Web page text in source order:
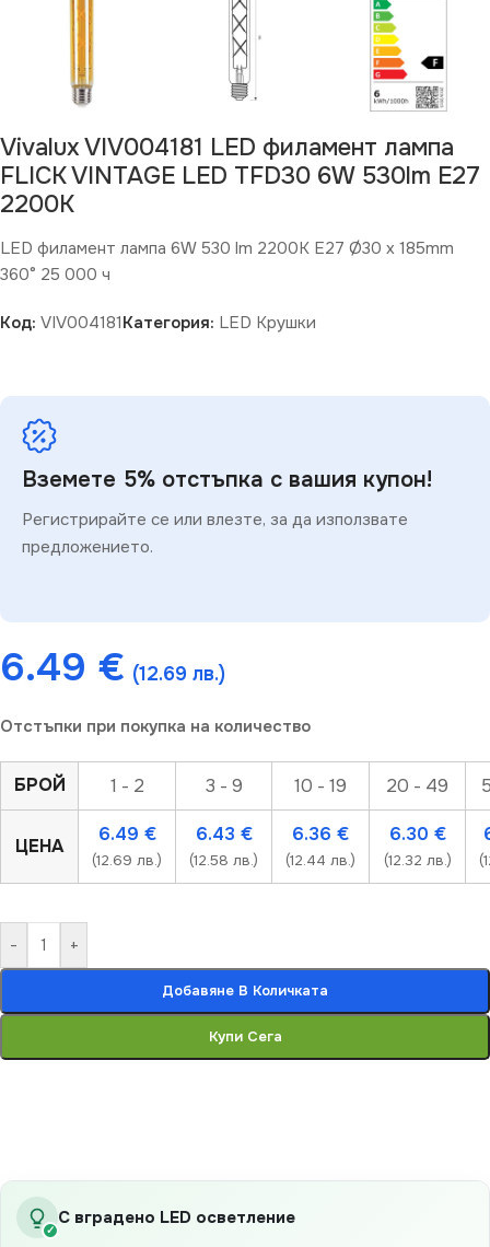
Vivalux VIV004181 LED филамент лампa
FLICK VINTAGE LED TFD30 6W 530lm E27
2200K
LED филамент лампа 6W 530 lm 2200K E27 Ø30 x 185mm
360° 25 000 ч
Код: VIV004181Категория: LED Крушки
Вземете 5% отстъпка с вашия купон!
Регистрирайте се или влезте, за да използвате
предложението.
6.49 € (12.69 лв.)
Отстъпки при покупка на количество
БРОЙ 1 - 2 3 - 9 10 - 19 20 - 49
ЦЕНА
6.49 €
(12.69 лв.)
6.43 €
(12.58 лв.)
6.36 €
(12.44 лв.)
6.30 €
(12.32 лв.)
- +
Добавяне В Количката
Купи Сега
✓
С вградено LED осветление